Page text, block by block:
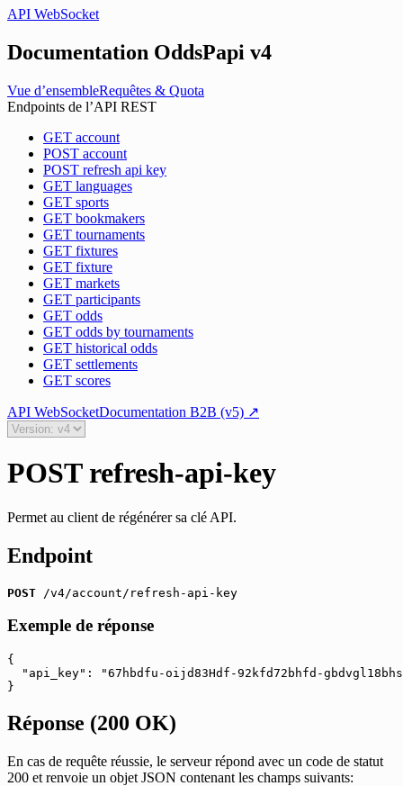
API WebSocket
Documentation OddsPapi v4
Vue d’ensembleRequêtes & Quota
Endpoints de l’API REST
GET account
POST account
POST refresh api key
GET languages
GET sports
GET bookmakers
GET tournaments
GET fixtures
GET fixture
GET markets
GET participants
GET odds
GET odds by tournaments
GET historical odds
GET settlements
GET scores
API WebSocketDocumentation B2B (v5) ↗
POST refresh-api-key
Permet au client de régénérer sa clé API.
Endpoint
POST /v4/account/refresh-api-key
Exemple de réponse
{
"api_key":
"67hbdfu-oijd83Hdf-92kfd72bhfd-
}
Réponse (200 OK)
En cas de requête réussie, le serveur répond avec un code de statut
200 et renvoie un objet JSON contenant les champs suivants: